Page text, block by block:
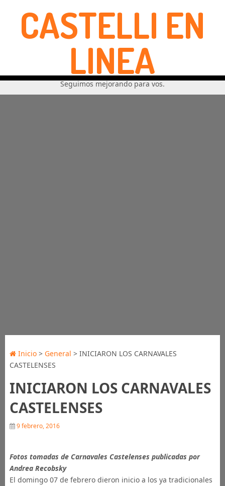
CASTELLI EN
LINEA
Seguimos mejorando para vos.
Inicio> General > INICIARON LOS CARNAVALES
CASTELENSES
INICIARON LOS CARNAVALES
CASTELENSES
9 febrero, 2016
Fotos tomadas de Carnavales Castelenses publicadas por
Andrea Recobsky
El domingo 07 de febrero dieron inicio a los ya tradicionales